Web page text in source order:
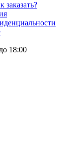
заказать?
18:00